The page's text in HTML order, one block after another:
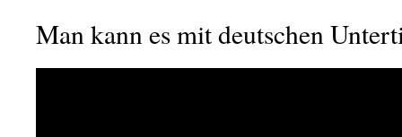
Man kann es mit deutschen